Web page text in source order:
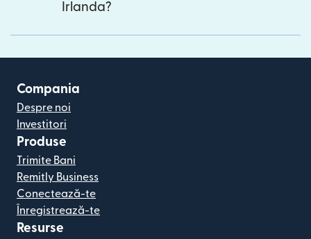
Irlanda?
Compania
Despre noi
Investitori
Produse
Trimite Bani
Remitly Business
Conectează-te
Înregistrează-te
Resurse